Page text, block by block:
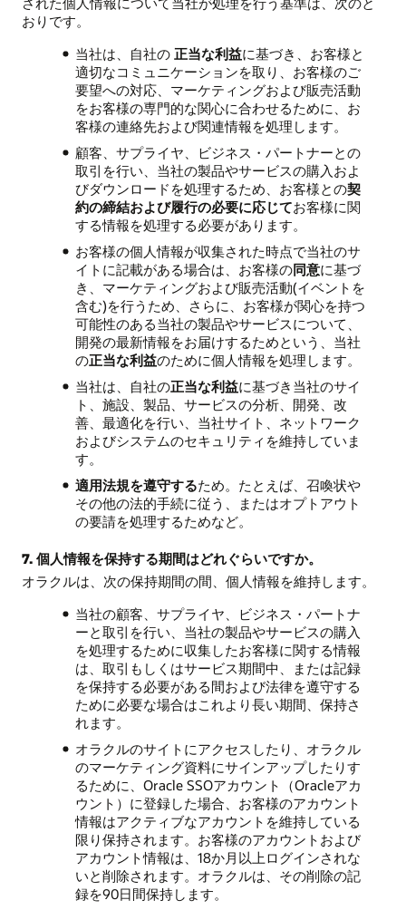
おりです。
当社は、自社の 正当な利益に基づき、お客様と
適切なコミュニケーションを取り、お客様のご
要望への対応、マーケティングおよび販売活動
をお客様の専門的な関心に合わせるために、お
客様の連絡先および関連情報を処理します。
顧客、サプライヤ、ビジネス・パートナーとの
取引を行い、当社の製品やサービスの購入およ
びダウンロードを処理するため、お客様との契
約の締結および履行の必要に応じてお客様に関
する情報を処理する必要があります。
お客様の個人情報が収集された時点で当社のサ
イトに記載がある場合は、お客様の同意に基づ
き、マーケティングおよび販売活動(イベントを
含む)を行うため、さらに、お客様が関心を持つ
可能性のある当社の製品やサービスについて、
開発の最新情報をお届けするためという、当社
の正当な利益のために個人情報を処理します。
当社は、自社の正当な利益に基づき当社のサイ
ト、施設、製品、サービスの分析、開発、改
善、最適化を行い、当社サイト、ネットワーク
およびシステムのセキュリティを維持していま
す。
適用法規を遵守するため。たとえば、召喚状や
その他の法的手続に従う、またはオプトアウト
の要請を処理するためなど。
7. 個人情報を保持する期間はどれぐらいですか。
オラクルは、次の保持期間の間、個人情報を維持します。
当社の顧客、サプライヤ、ビジネス・パートナ
ーと取引を行い、当社の製品やサービスの購入
を処理するために収集したお客様に関する情報
は、取引もしくはサービス期間中、または記録
を保持する必要がある間および法律を遵守する
ために必要な場合はこれより長い期間、保持さ
れます。
オラクルのサイトにアクセスしたり、オラクル
のマーケティング資料にサインアップしたりす
るために、Oracle SSOアカウント（Oracleアカ
ウント）に登録した場合、お客様のアカウント
情報はアクティブなアカウントを維持している
限り保持されます。お客様のアカウントおよび
アカウント情報は、18か月以上ログインされな
いと削除されます。オラクルは、その削除の記
録を90日間保持します。